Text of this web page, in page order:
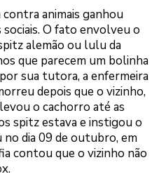
contra animais ganhou
sociais. O fato envolveu o
alemão ou lulu da
que parecem um bolinha
sua tutora, a enfermeira
depois que o vizinho,
o cachorro até as
spitz estava e instigou o
no dia 09 de outubro, em
contou que o vizinho não